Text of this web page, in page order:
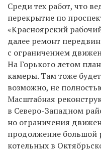
Среди тех работ, что
перекрытие по
«Красноярский
далее ремонт
с ограничением
На Горького летом
камеры. Там тоже
возможно, не
Масштабная
в Северо-Западном
но ограничения
продолжение большой
котельных в